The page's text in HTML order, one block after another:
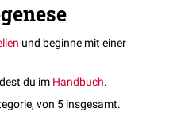
und beginne mit einer
du im Handbuch.
von 5 insgesamt.